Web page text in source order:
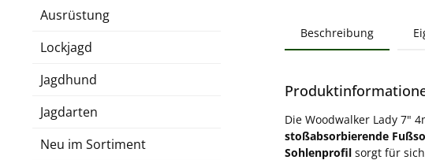
Ausrüstung
Lockjagd
Jagdhund
Jagdarten
Neu im Sortiment
Beschreibung
Die Woodwalker Lady 7"
stoßabsorbierende
Sohlenprofil sorgt für